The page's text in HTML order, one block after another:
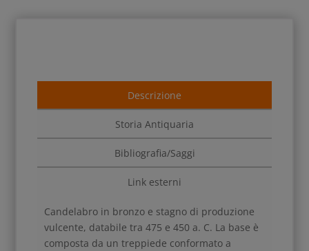
Descrizione
Storia Antiquaria
Bibliografia/Saggi
Link esterni
Candelabro in bronzo e stagno di produzione
vulcente, databile tra 475 e 450 a. C. La base è
composta da un treppiede conformato a